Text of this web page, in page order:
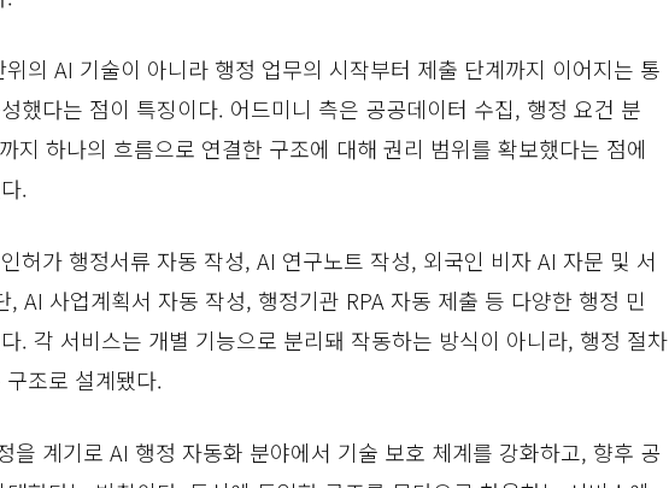
의 AI 기술이 아니라 행정 업무의 시작부터 제출 단계까지 이어지는 통
했다는 점이 특징이다. 어드미니 측은 공공데이터 수집, 행정 요건 분
지 하나의 흐름으로 연결한 구조에 대해 권리 범위를 확보했다는 점에
.
허가 행정서류 자동 작성, AI 연구노트 작성, 외국인 비자 AI 자문 및 서
, AI 사업계획서 자동 작성, 행정기관 RPA 자동 제출 등 다양한 행정 민
. 각 서비스는 개별 기능으로 분리돼 작동하는 방식이 아니라, 행정 절차
조로 설계됐다.
을 계기로 AI 행정 자동화 분야에서 기술 보호 체계를 강화하고, 향후 공